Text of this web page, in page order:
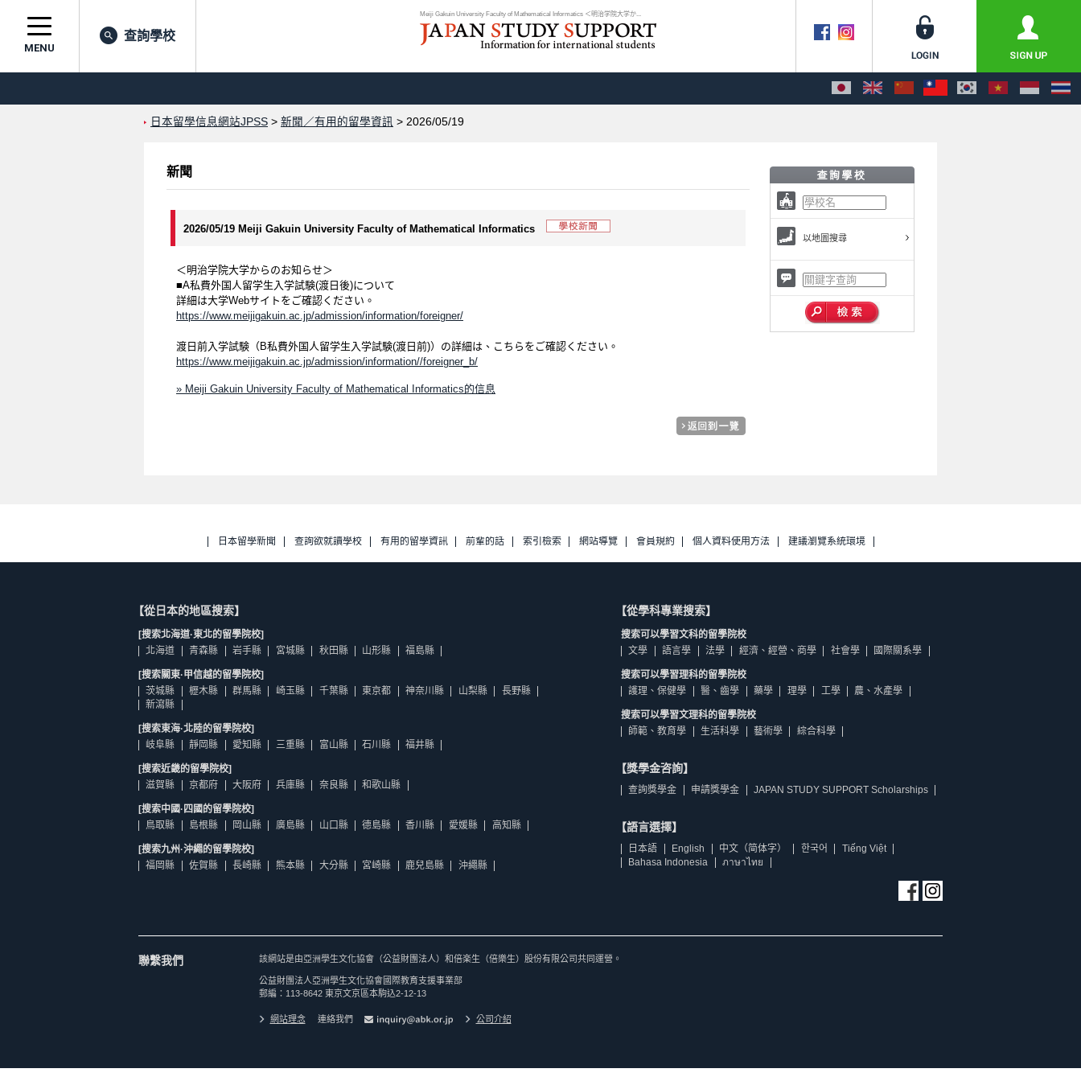
Meiji Gakuin University Faculty of Mathematical Informatics ＜明治学院大学か...
MENU
查詢學校
日本留學信息網站JPSS > 新聞／有用的留學資訊 > 2026/05/19
新聞
2026/05/19 Meiji Gakuin University Faculty of Mathematical Informatics
＜明治学院大学からのお知らせ＞
■A私費外国人留学生入学試験(渡日後)について
詳細は大学Webサイトをご確認ください。
https://www.meijigakuin.ac.jp/admission/information/foreigner/
渡日前入学試験（B私費外国人留学生入学試験(渡日前)）の詳細は、こちらをご確認ください。
https://www.meijigakuin.ac.jp/admission/information//foreigner_b/
» Meiji Gakuin University Faculty of Mathematical Informatics的信息
以地圖搜尋
日本留學新聞 查詢欲就讀學校 有用的留學資訊 前輩的話 索引檢索 網站導覽 會員規約 個人資料使用方法 建議瀏覽系統環境
【從日本的地區搜索】
[搜索北海道·東北的留學院校]
北海道
青森縣 岩手縣 宮城縣 秋田縣 山形縣 福島縣
[搜索關東·甲信越的留學院校]
茨城縣
櫪木縣 群馬縣 崎玉縣 千葉縣 東京都 神奈川縣 山梨縣
長野縣
新瀉縣
[搜索東海·北陸的留學院校]
岐阜縣
靜岡縣 愛知縣 三重縣 富山縣 石川縣 福井縣
[搜索近畿的留學院校]
滋賀縣
京都府 大阪府 兵庫縣 奈良縣 和歌山縣
[搜索中國·四國的留學院校]
鳥取縣
島根縣 岡山縣 廣島縣 山口縣 德島縣 香川縣 愛媛縣 高知縣
[搜索九州·沖繩的留學院校]
福岡縣
佐賀縣 長崎縣 熊本縣 大分縣 宮崎縣 鹿兒島縣 沖繩縣
【從學科專業搜索】
搜索可以學習文科的留學院校
文學
語言學 法學 經濟、經營、商學 社會學 國際關系學
搜索可以學習理科的留學院校
護理、保健學
醫、齒學 藥學 理學 工學 農、水產學
搜索可以學習文理科的留學院校
師範、教育學
生活科學 藝術學 綜合科學
【獎學金咨詢】
查詢獎學金 申請獎學金 JAPAN STUDY SUPPORT Scholarships
【語言選擇】
日本語 English 中文（简体字） 한국어
Tiếng Việt
Bahasa Indonesia
ภาษาไทย
聯繫我們 該網站是由亞洲學生文化協會（公益財團法人）和倍楽生（倍樂生）股份有限公司共同運營。
公益財團法人亞洲學生文化協會國際教育支援事業部
郵編：113-8642 東京文京區本駒込2-12-13
網站理念 連絡我們 公司介紹